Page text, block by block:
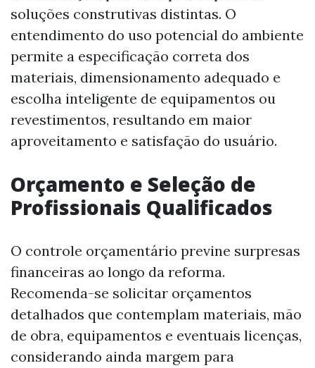
soluções construtivas distintas. O
entendimento do uso potencial do ambiente
permite a especificação correta dos
materiais, dimensionamento adequado e
escolha inteligente de equipamentos ou
revestimentos, resultando em maior
aproveitamento e satisfação do usuário.
Orçamento e Seleção de
Profissionais Qualificados
O controle orçamentário previne surpresas
financeiras ao longo da reforma.
Recomenda-se solicitar orçamentos
detalhados que contemplam materiais, mão
de obra, equipamentos e eventuais licenças,
considerando ainda margem para